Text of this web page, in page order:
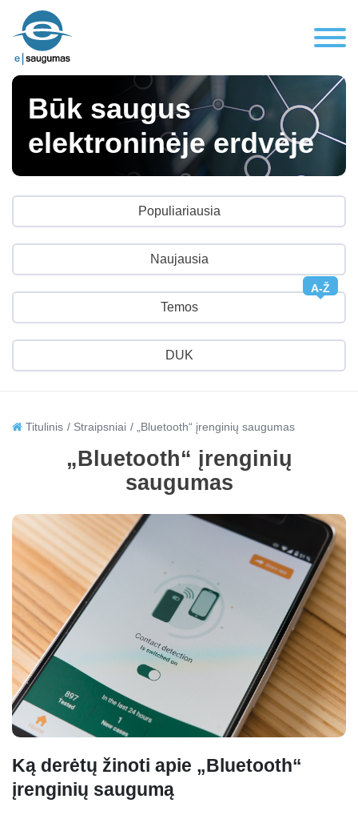
Būk saugus
elektroninėje erdvėje
Populiariausia
Naujausia
Temos
A-Ž
DUK
Titulinis Straipsniai „Bluetooth“ įrenginių saugumas
„Bluetooth“ įrenginių
saugumas
Ką derėtų žinoti apie „Bluetooth“
įrenginių saugumą